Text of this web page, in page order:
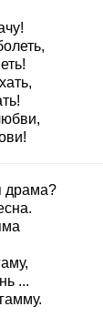
драма?
...